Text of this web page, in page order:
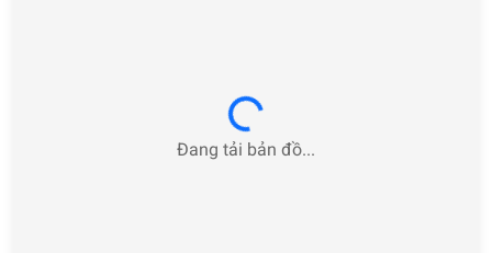
Loading...
Đang tải bản đồ...